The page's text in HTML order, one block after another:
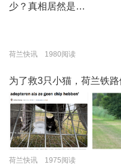
少？真相居然是…
荷兰快讯 1980阅读
为了救3只小猫，荷兰铁
荷兰快讯 1975阅读